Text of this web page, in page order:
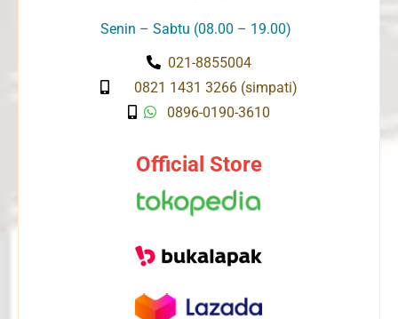
Senin – Sabtu (08.00 – 19.00)
021-8855004
0821 1431 3266 (simpati)
0896-0190-3610
Official Store